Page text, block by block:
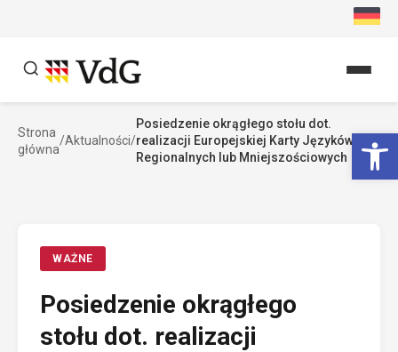
Szukaj
Szukaj
Strona
główna
/Aktualności/
Posiedzenie okrągłego stołu dot.
realizacji Europejskiej Karty Języków
Regionalnych lub Mniejszościowych
WAŻNE
Posiedzenie okrągłego
stołu dot. realizacji